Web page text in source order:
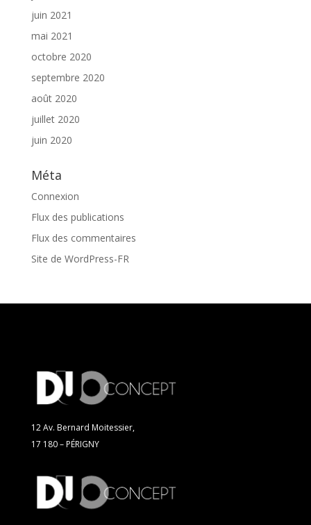
juin 2021
mai 2021
octobre 2020
septembre 2020
août 2020
juillet 2020
juin 2020
Méta
Connexion
Flux des publications
Flux des commentaires
Site de WordPress-FR
12 Av. Bernard Moitessier,
17 180 – PÉRIGNY